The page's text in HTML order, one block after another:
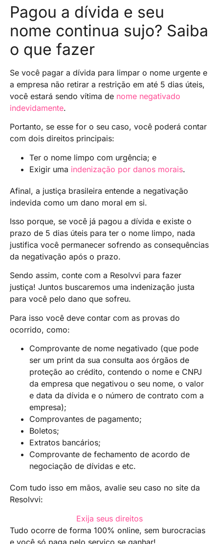
Pagou a dívida e seu
nome continua sujo? Saiba
o que fazer
Se você pagar a dívida para limpar o nome urgente e
a empresa não retirar a restrição em até 5 dias úteis,
você estará sendo vítima de nome negativado
indevidamente.
Portanto, se esse for o seu caso, você poderá contar
com dois direitos principais:
Ter o nome limpo com urgência; e
Exigir uma indenização por danos morais.
Afinal, a justiça brasileira entende a negativação
indevida como um dano moral em si.
Isso porque, se você já pagou a dívida e existe o
prazo de 5 dias úteis para ter o nome limpo, nada
justifica você permanecer sofrendo as consequências
da negativação após o prazo.
Sendo assim, conte com a Resolvvi para fazer
justiça! Juntos buscaremos uma indenização justa
para você pelo dano que sofreu.
Para isso você deve contar com as provas do
ocorrido, como:
Comprovante de nome negativado (que pode
ser um print da sua consulta aos órgãos de
proteção ao crédito, contendo o nome e CNPJ
da empresa que negativou o seu nome, o valor
e data da dívida e o número de contrato com a
empresa);
Comprovantes de pagamento;
Boletos;
Extratos bancários;
Comprovante de fechamento de acordo de
negociação de dívidas e etc.
Com tudo isso em mãos, avalie seu caso no site da
Resolvvi:
Exija seus direitos
Tudo ocorre de forma 100% online, sem burocracias
e você só paga pelo serviço se ganhar!